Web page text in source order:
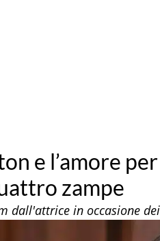
e l’amore
zampe
dall'attrice in occasione